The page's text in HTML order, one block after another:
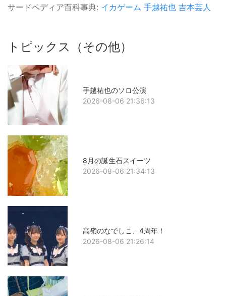
サードペディア百科事典: イカゲーム 手越祐也 吉本芸人
トピックス（その他）
手越祐也のソロ公演
2026-08-06 21:36:13
8月の誕生石スイーツ
2026-08-06 21:34:13
高嶺のなでしこ、4周年！
2026-08-06 21:26:14